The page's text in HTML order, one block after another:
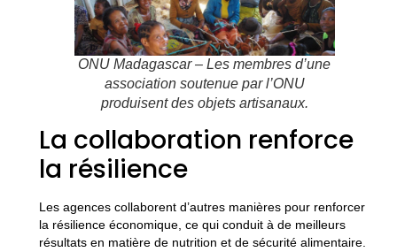
ONU Madagascar – Les membres d’une
association soutenue par l’ONU
produisent des objets artisanaux.
La collaboration renforce
la résilience
Les agences collaborent d’autres manières pour renforcer
la résilience économique, ce qui conduit à de meilleurs
résultats en matière de nutrition et de sécurité alimentaire.